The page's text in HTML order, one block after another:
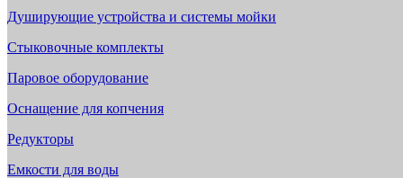
Душирующие устройства и системы мойки
Стыковочные комплекты
Паровое оборудование
Оснащение для копчения
Редукторы
Емкости для воды